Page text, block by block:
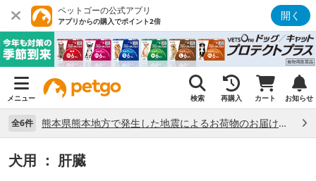
ペットゴーの公式アプリ
アプリからの購入でポイント2倍 開く
メニュー 検索 再購入 カート お知らせ
全6件 熊本県熊本地方で発生した地震によるお荷物のお届け状況について （7/28）
犬用 ： 肝臓